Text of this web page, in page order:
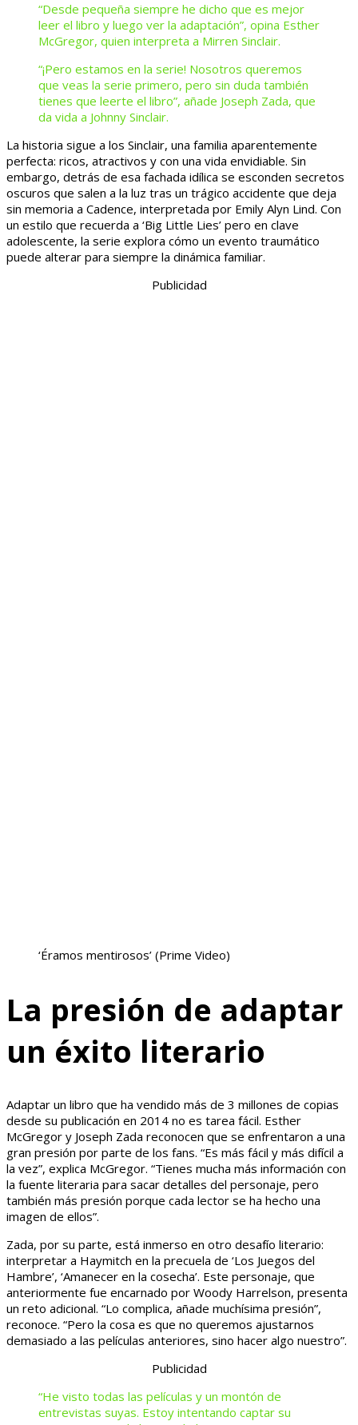
“Desde pequeña siempre he dicho que es mejor
leer el libro y luego ver la adaptación”, opina Esther
McGregor, quien interpreta a Mirren Sinclair.
“¡Pero estamos en la serie! Nosotros queremos
que veas la serie primero, pero sin duda también
tienes que leerte el libro”, añade Joseph Zada, que
da vida a Johnny Sinclair.
La historia sigue a los Sinclair, una familia aparentemente
perfecta: ricos, atractivos y con una vida envidiable. Sin
embargo, detrás de esa fachada idílica se esconden secretos
oscuros que salen a la luz tras un trágico accidente que deja
sin memoria a Cadence, interpretada por Emily Alyn Lind. Con
un estilo que recuerda a ‘Big Little Lies’ pero en clave
adolescente, la serie explora cómo un evento traumático
puede alterar para siempre la dinámica familiar.
Publicidad
‘Éramos mentirosos’ (Prime Video)
La presión de adaptar
un éxito literario
Adaptar un libro que ha vendido más de 3 millones de copias
desde su publicación en 2014 no es tarea fácil. Esther
McGregor y Joseph Zada reconocen que se enfrentaron a una
gran presión por parte de los fans. “Es más fácil y más difícil a
la vez”, explica McGregor. “Tienes mucha más información con
la fuente literaria para sacar detalles del personaje, pero
también más presión porque cada lector se ha hecho una
imagen de ellos”.
Zada, por su parte, está inmerso en otro desafío literario:
interpretar a Haymitch en la precuela de ‘Los Juegos del
Hambre’, ‘Amanecer en la cosecha’. Este personaje, que
anteriormente fue encarnado por Woody Harrelson, presenta
un reto adicional. “Lo complica, añade muchísima presión”,
reconoce. “Pero la cosa es que no queremos ajustarnos
demasiado a las películas anteriores, sino hacer algo nuestro”.
Publicidad
“He visto todas las películas y un montón de
entrevistas suyas. Estoy intentando captar su